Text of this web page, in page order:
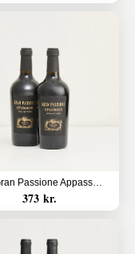
2 fl. Gran Passione Appassimento økologisk
373 kr.